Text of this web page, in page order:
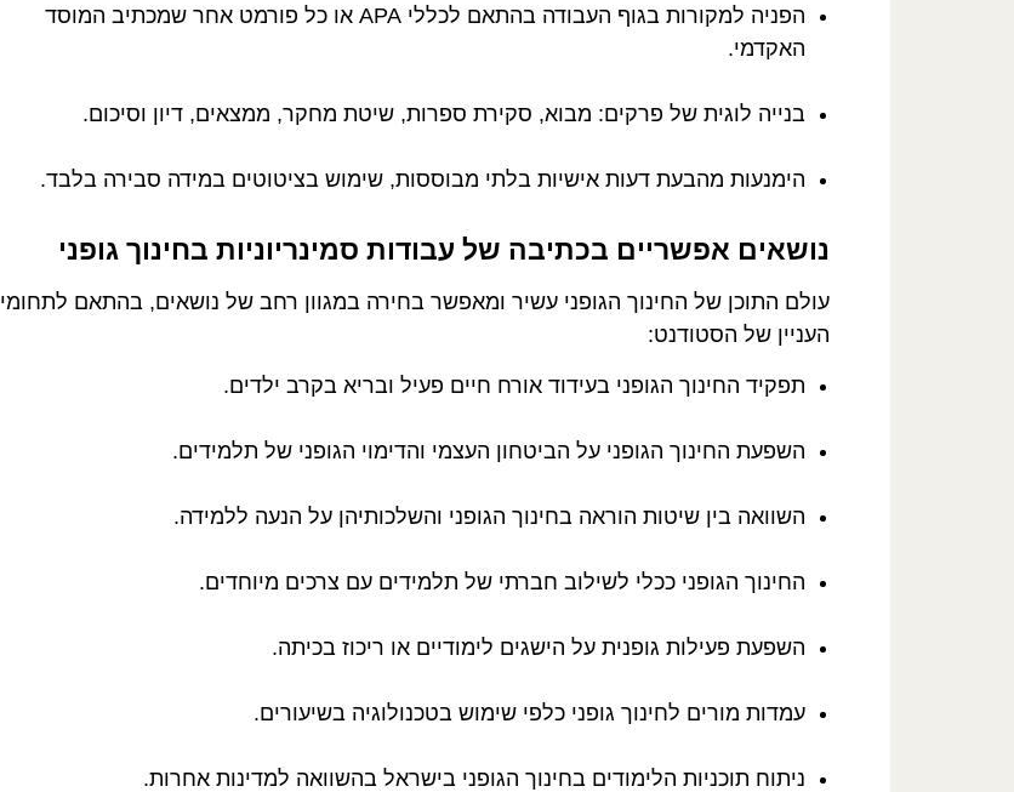
הפניה למקורות בגוף העבודה בהתאם לכללי APA או כל פורמט אחר שמכתיב המוסד
האקדמי.
בנייה לוגית של פרקים: מבוא, סקירת ספרות, שיטת מחקר, ממצאים, דיון וסיכום.
הימנעות מהבעת דעות אישיות בלתי מבוססות, שימוש בציטוטים במידה סבירה בלבד.
נושאים אפשריים בכתיבה של עבודות סמינריוניות בחינוך גופני
עולם התוכן של החינוך הגופני עשיר ומאפשר בחירה במגוון רחב של נושאים, בהתאם לתחומי
העניין של הסטודנט:
תפקיד החינוך הגופני בעידוד אורח חיים פעיל ובריא בקרב ילדים.
השפעת החינוך הגופני על הביטחון העצמי והדימוי הגופני של תלמידים.
השוואה בין שיטות הוראה בחינוך הגופני והשלכותיהן על הנעה ללמידה.
החינוך הגופני ככלי לשילוב חברתי של תלמידים עם צרכים מיוחדים.
השפעת פעילות גופנית על הישגים לימודיים או ריכוז בכיתה.
עמדות מורים לחינוך גופני כלפי שימוש בטכנולוגיה בשיעורים.
ניתוח תוכניות הלימודים בחינוך הגופני בישראל בהשוואה למדינות אחרות.